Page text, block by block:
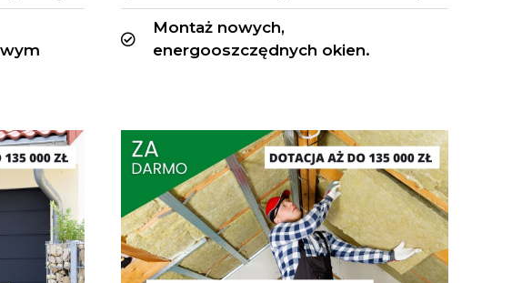
Montaż nowych,
energooszczędnych okien.